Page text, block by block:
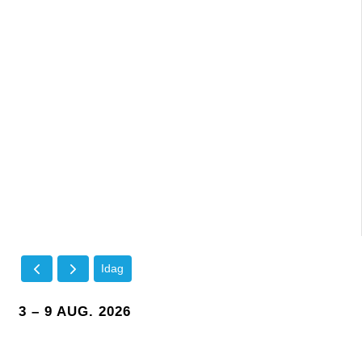
Idag
3 – 9 AUG. 2026